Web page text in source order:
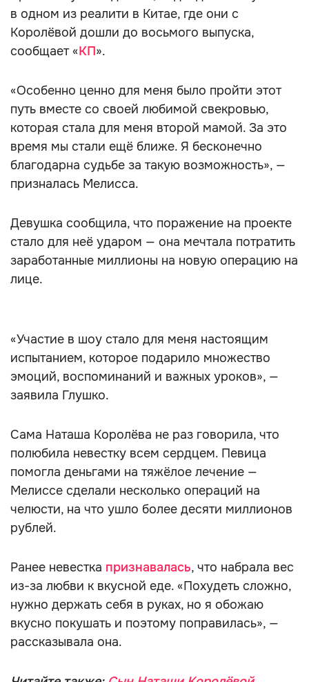
в одном из реалити в Китае, где они с
Королёвой дошли до восьмого выпуска,
сообщает «КП».
«Особенно ценно для меня было пройти этот
путь вместе со своей любимой свекровью,
которая стала для меня второй мамой. За это
время мы стали ещё ближе. Я бесконечно
благодарна судьбе за такую возможность», —
призналась Мелисса.
Девушка сообщила, что поражение на проекте
стало для неё ударом — она мечтала потратить
заработанные миллионы на новую операцию на
лице.
«Участие в шоу стало для меня настоящим
испытанием, которое подарило множество
эмоций, воспоминаний и важных уроков», —
заявила Глушко.
Сама Наташа Королёва не раз говорила, что
полюбила невестку всем сердцем. Певица
помогла деньгами на тяжёлое лечение —
Мелиссе сделали несколько операций на
челюсти, на что ушло более десяти миллионов
рублей.
Ранее невестка признавалась, что набрала вес
из-за любви к вкусной еде. «Похудеть сложно,
нужно держать себя в руках, но я обожаю
вкусно покушать и поэтому поправилась», —
рассказывала она.